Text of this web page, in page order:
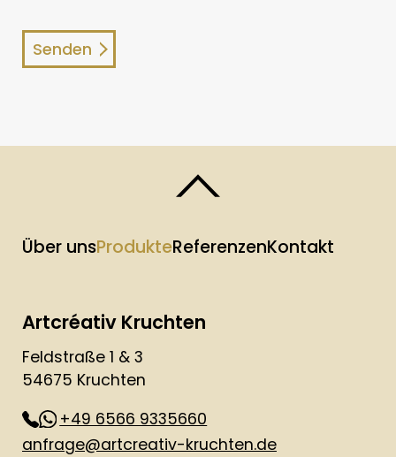
Artcréativ Kruchten
Feldstraße 1 & 3
54675 Kruchten
+49 6566 9335660
anfrage@artcreativ-kruchten.de
Über unsProdukteReferenzenKontakt